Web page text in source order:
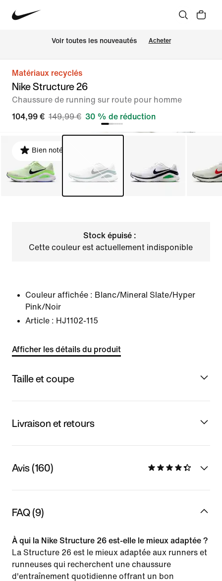
Voir toutes les nouveautés Acheter
Matériaux recyclés
Nike Structure 26
Chaussure de running sur route pour homme
104,99 € 149,99 € 30 % de réduction
Bien noté
Stock épuisé :
Cette couleur est actuellement indisponible
Couleur affichée : Blanc/Mineral Slate/Hyper
Pink/Noir
Article : HJ1102-115
Afficher les détails du produit
Taille et coupe
Livraison et retours
Avis (160)
FAQ (9)
À qui la Nike Structure 26 est-elle le mieux adaptée ?
La Structure 26 est le mieux adaptée aux runners et
runneuses qui recherchent une chaussure
d'entraînement quotidienne offrant un bon